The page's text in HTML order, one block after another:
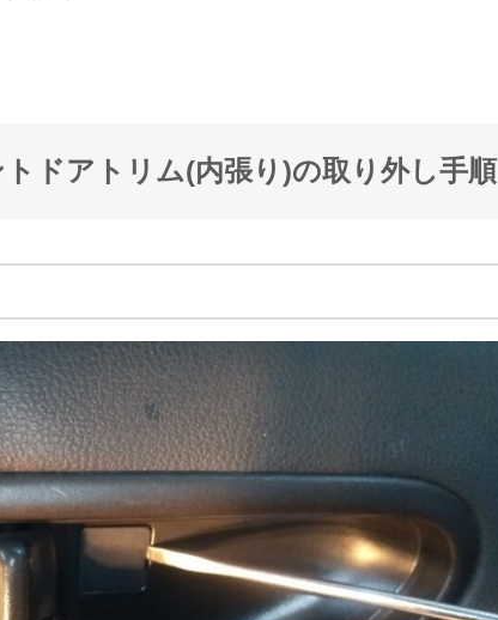
ドアトリム(内張り)の取り外し手順